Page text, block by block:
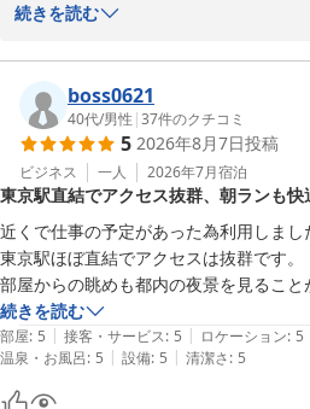
ご利用いただきましてありがとうござ
子を伺え大変嬉しく存じます。これ
めてまいります。またのご来館をス
げております。
ホテルメトロポリタン丸の内
2026-06-03
続きを読む
boss0621
40代/男性 |37件のクチコミ
5 2026年8月7日投稿
ビジネス 一人 2026年7月宿泊
東京駅直結でアクセス抜群、朝ランも快
近くで仕事の予定があった為利用しまし
東京駅ほぼ直結でアクセスは抜群です。
部屋からの眺めも都内の夜景を見ること
皇居にも近いので朝ランニングも楽しめ
機会があったらまた利用させていただき
続きを読む
部屋: 5 | 接客・サービス: 5 | ロケーション: 5
温泉・お風呂: 5 | 設備: 5 | 清潔さ: 5